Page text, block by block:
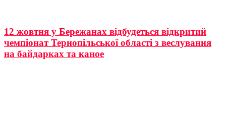
12 жовтня у Бережанах відбудеться відкритий
чемпіонат Тернопільської області з веслування
на байдарках та каное